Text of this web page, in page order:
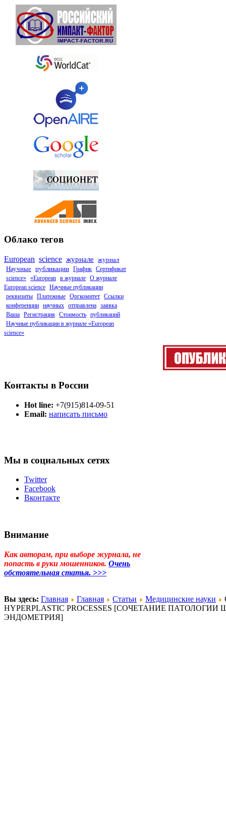
Облако тегов
European science журнале журнал
Научные публикации График Сертификат
science» «European в журнале О журнале
European science Научные публикации
реквизиты Платежные Оргкомитет Ссылки
конференции научных отправлена заявка
Ваша Регистрация Стоимость публикаций
Научные публикации в журнале «European
science»
Контакты в России
Hot line: +7(915)814-09-51
Email: написать письмо
Мы в социальных сетях
Twitter
Facebook
Вконтакте
Внимание
Как авторам, при выборе журнала, не
попасть в руки мошенников. Очень
обстоятельная статья. >>>
Вы здесь: Главная Главная Статьи Медицинские науки
HYPERPLASTIC PROCESSES [СОЧЕТАНИЕ
ЭНДОМЕТРИЯ]